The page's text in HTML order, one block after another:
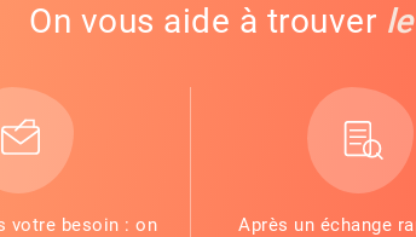
On vous aide à trouver
votre besoin : on
Après un échange